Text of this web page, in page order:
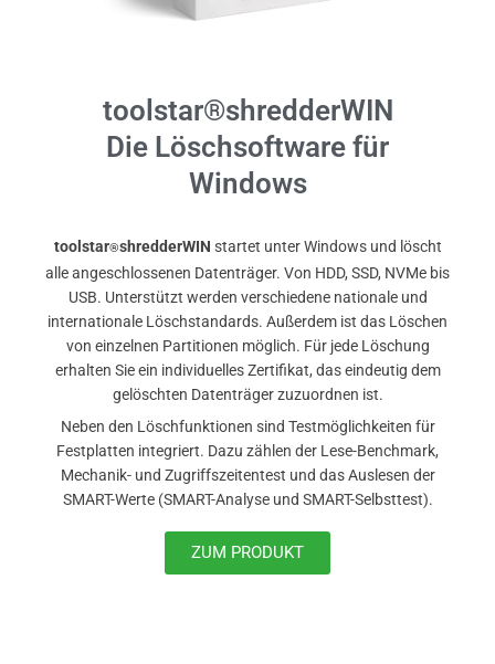
toolstar®shredderWIN
Die Löschsoftware für
Windows
toolstar®shredderWIN startet unter Windows und löscht
alle angeschlossenen Datenträger. Von HDD, SSD, NVMe bis
USB. Unterstützt werden verschiedene nationale und
internationale Löschstandards. Außerdem ist das Löschen
von einzelnen Partitionen möglich. Für jede Löschung
erhalten Sie ein individuelles Zertifikat, das eindeutig dem
gelöschten Datenträger zuzuordnen ist.
Neben den Löschfunktionen sind Testmöglichkeiten für
Festplatten integriert. Dazu zählen der Lese-Benchmark,
Mechanik- und Zugriffszeitentest und das Auslesen der
SMART-Werte (SMART-Analyse und SMART-Selbsttest).
ZUM PRODUKT